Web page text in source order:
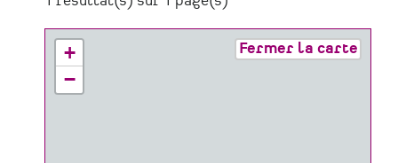
Fermer la carte
+
−